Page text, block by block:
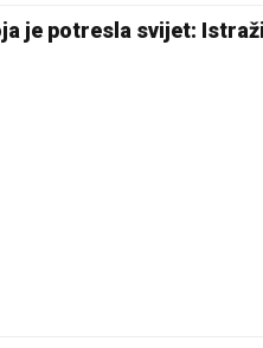
je potresla svijet: